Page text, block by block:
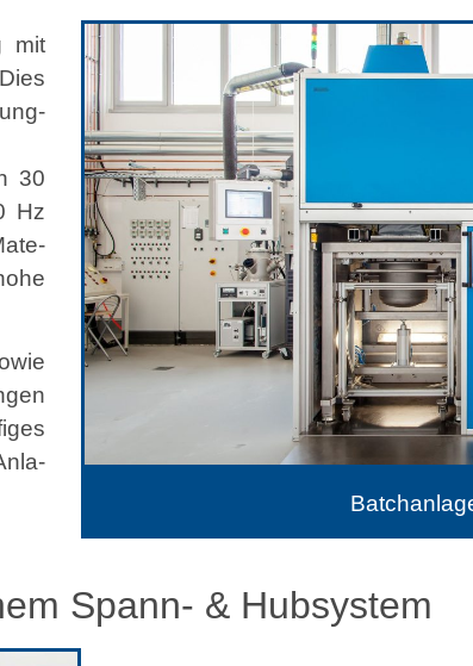
mit
30
Hz
Spann- & Hubsystem